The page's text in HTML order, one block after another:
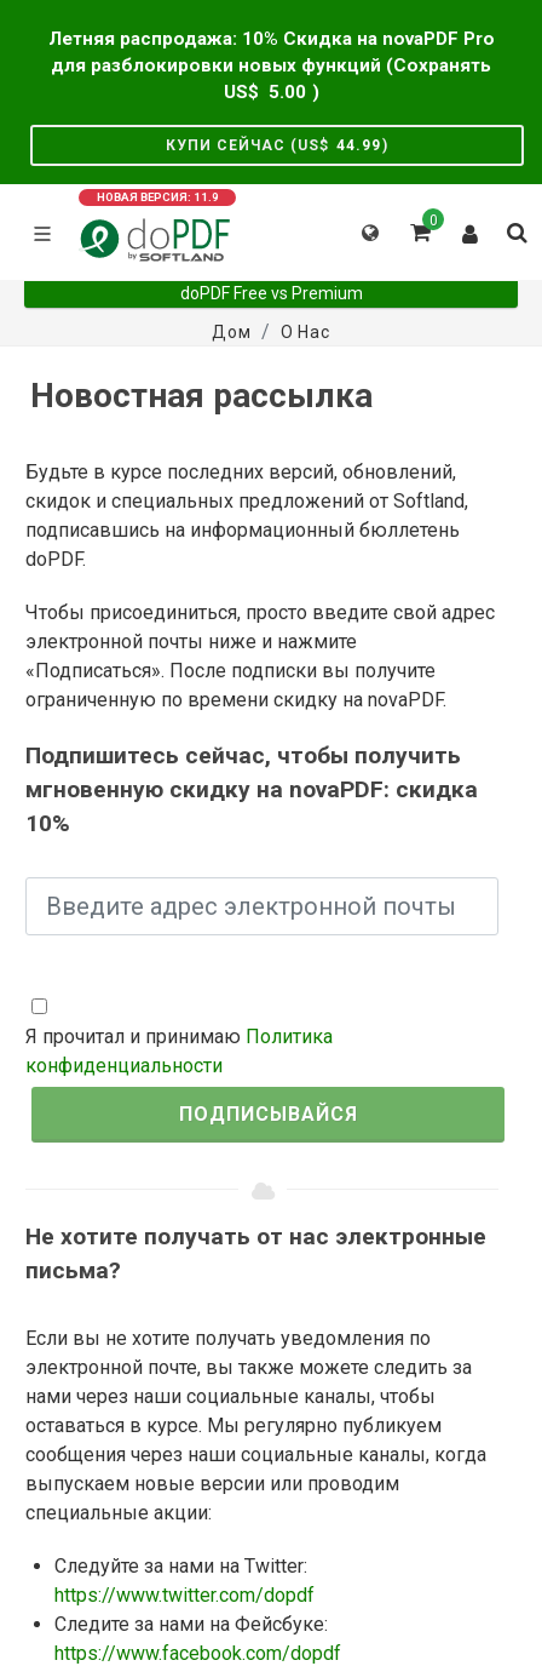
Летняя распродажа: 10% Скидка на novaPDF Pro
для разблокировки новых функций (Сохранять
US$ 5.00 )
КУПИ СЕЙЧАС (US$ 44.99)
НОВАЯ ВЕРСИЯ: 11.9
0
doPDF Free vs Premium
Дом
О Нас
Новостная рассылка
Будьте в курсе последних версий, обновлений,
скидок и специальных предложений от Softland,
подписавшись на информационный бюллетень
doPDF.
Чтобы присоединиться, просто введите свой адрес
электронной почты ниже и нажмите
«Подписаться». После подписки вы получите
ограниченную по времени скидку на novaPDF.
Подпишитесь сейчас, чтобы получить
мгновенную скидку на novaPDF: скидка
10%
Я прочитал и принимаю Политика
конфиденциальности
ПОДПИСЫВАЙСЯ
Не хотите получать от нас электронные
письма?
Если вы не хотите получать уведомления по
электронной почте, вы также можете следить за
нами через наши социальные каналы, чтобы
оставаться в курсе. Мы регулярно публикуем
сообщения через наши социальные каналы, когда
выпускаем новые версии или проводим
специальные акции:
Следуйте за нами на Twitter:
https://www.twitter.com/dopdf
Следите за нами на Фейсбуке:
https://www.facebook.com/dopdf